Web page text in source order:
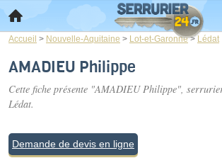
Accueil > Nouvelle-Aquitaine > Lot-et-Garonne>Lédat
AMADIEU Philippe
Cette fiche présente "AMADIEU Philippe",
Lédat.
Demande de devis en ligne